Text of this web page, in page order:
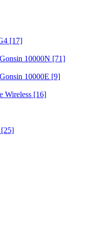
[17]
10000N [71]
10000E [9]
Wireless [16]
[25]